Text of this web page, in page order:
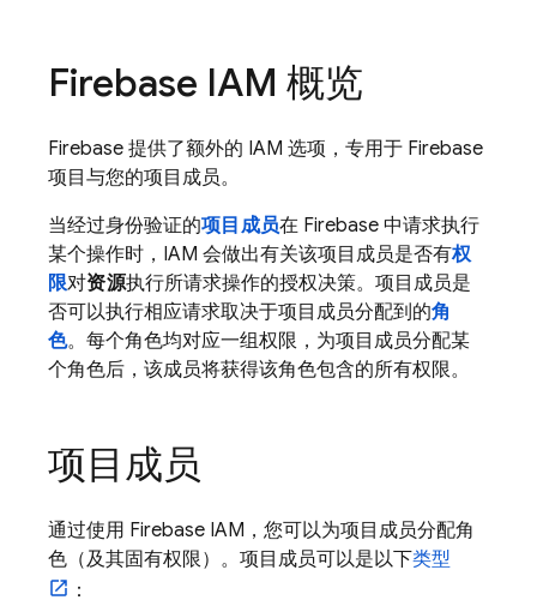
Firebase IAM 概览
Firebase 提供了额外的 IAM 选项，专用于 Firebase
项目与您的项目成员。
当经过身份验证的项目成员在 Firebase 中请求执行
某个操作时，IAM 会做出有关该项目成员是否有权
限对资源执行所请求操作的授权决策。项目成员是
否可以执行相应请求取决于项目成员分配到的角
色。每个角色均对应一组权限，为项目成员分配某
个角色后，该成员将获得该角色包含的所有权限。
项目成员
通过使用 Firebase IAM，您可以为项目成员分配角
色（及其固有权限）。项目成员可以是以下类型
：